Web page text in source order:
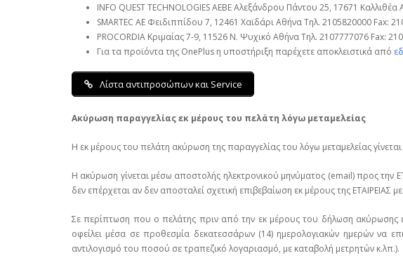
INFO QUEST TECHNOLOGIES ΑΕΒΕ Αλεξάνδρου Πάντου 25, 17671
SMARTEC ΑΕ Φειδιππίδου 7, 12461 Χαϊδάρι Αθήνα Τηλ. 2105820000 Fax:
PROCORDIA Κριμαίας 7-9, 11526 Ν. Ψυχικό Αθήνα Τηλ. 2107777076 Fax:
Για τα προϊόντα της OnePlus η υποστήριξη παρέχετε αποκλειστικά από
Λίστα αντιπροσώπων και Service
Ακύρωση παραγγελίας εκ μέρους του πελάτη λόγω μεταμελείας
Η εκ μέρους του πελάτη ακύρωση της παραγγελίας του λόγω μεταμελείας
Η ακύρωση γίνεται μέσω αποστολής ηλεκτρονικού μηνύματος (email) προς την
δεν επέρχεται αν δεν αποσταλεί σχετική επιβεβαίωση εκ μέρους της ΕΤΑΙΡΕΙΑΣ
Σε περίπτωση που ο πελάτης πριν από την εκ μέρους του δήλωση ακύρωσης
οφείλει μέσα σε προθεσμία δεκατεσσάρων (14) ημερολογιακών ημερών να
αντιλογισμό του ποσού σε τραπεζικό λογαριασμό, με καταβολή μετρητών κ.λπ.).